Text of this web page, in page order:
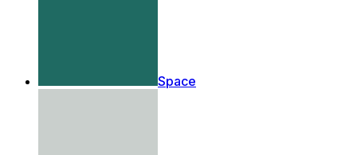
Space